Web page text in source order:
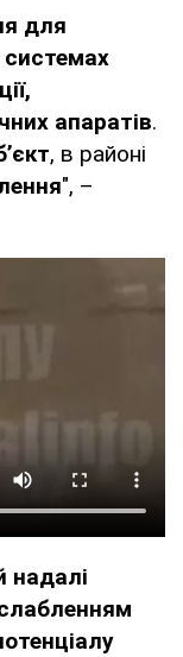
для
апаратів.
, в районі
", –
надалі